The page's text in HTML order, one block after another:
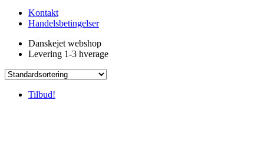
Kontakt
Handelsbetingelser
Danskejet webshop
Levering 1-3 hverage
Tilbud!